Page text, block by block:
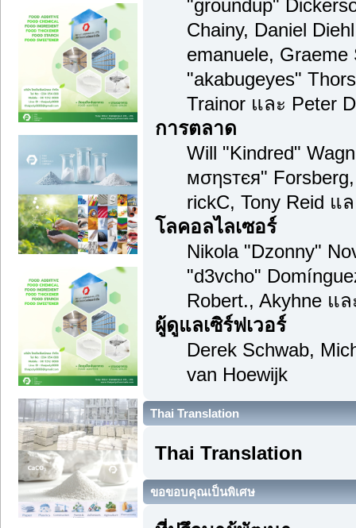
"groundup"
Chainy, Daniel
emanuele, Graeme
"akabugeyes"
Trainor และ Peter
การตลาด
Will "Kindred"
мσηѕтєя"
rickC, Tony Reid แ
โลคอลไลเซอร์
Nikola "Dzonny"
"d3vcho"
Robert., Akyhne แ
ผู้ดูแลเซิร์ฟเวอร์
Derek Schwab,
van Hoewijk
Thai Translation
Thai Translation
ขอขอบคุณเป็นพิเศษ